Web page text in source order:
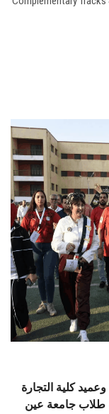
كلية التجارة
طلاب جامعة عين